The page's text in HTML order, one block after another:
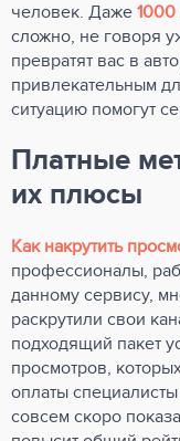
человек. Даже
сложно, не говоря
превратят вас в
привлекательным
ситуацию помогут
Платные
их плюсы
Как накрутить
профессионалы,
данному сервису,
раскрутили свои
подходящий пакет
просмотров,
оплаты
совсем скоро